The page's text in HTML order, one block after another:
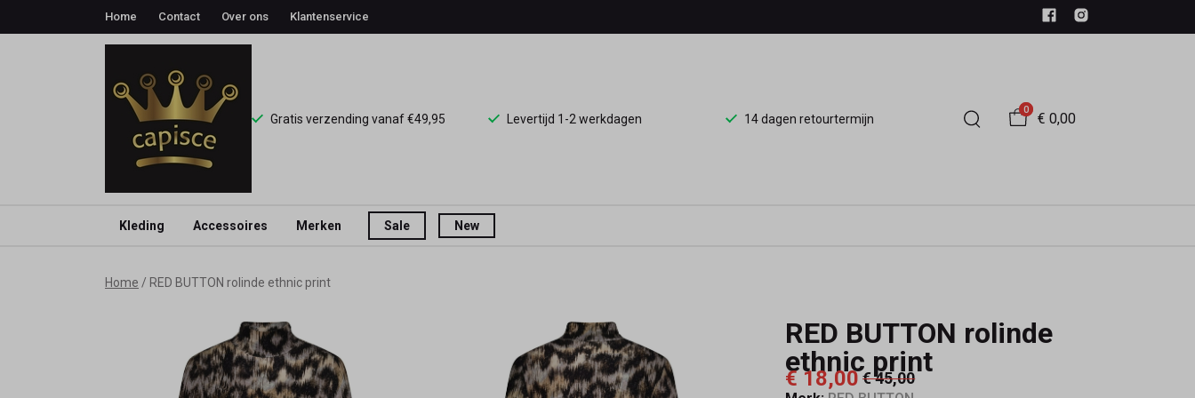
Home Contact Over ons Klantenservice
Gratis verzending vanaf €49,95 Levertijd 1-2 werkdagen 14 dagen retourtermijn
0
€ 0,00
Kleding Accessoires Merken Sale New
Home RED BUTTON rolinde ethnic print
RED BUTTON rolinde
ethnic print
€ 18,00€ 45,00